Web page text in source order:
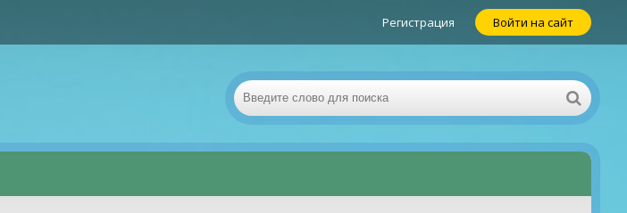
Регистрация Войти на сайт